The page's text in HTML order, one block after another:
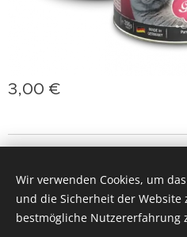
3,00 €
Slovenčina
Deutsch
Wir verwenden Cookies, um
und die Sicherheit der
bestmögliche Nutzererfahrung